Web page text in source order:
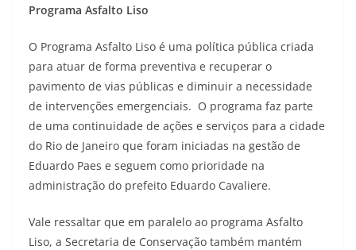
Programa Asfalto Liso
O Programa Asfalto Liso é uma política pública criada
para atuar de forma preventiva e recuperar o
pavimento de vias públicas e diminuir a necessidade
de intervenções emergenciais. O programa faz parte
de uma continuidade de ações e serviços para a cidade
do Rio de Janeiro que foram iniciadas na gestão de
Eduardo Paes e seguem como prioridade na
administração do prefeito Eduardo Cavaliere.
Vale ressaltar que em paralelo ao programa Asfalto
Liso, a Secretaria de Conservação também mantém